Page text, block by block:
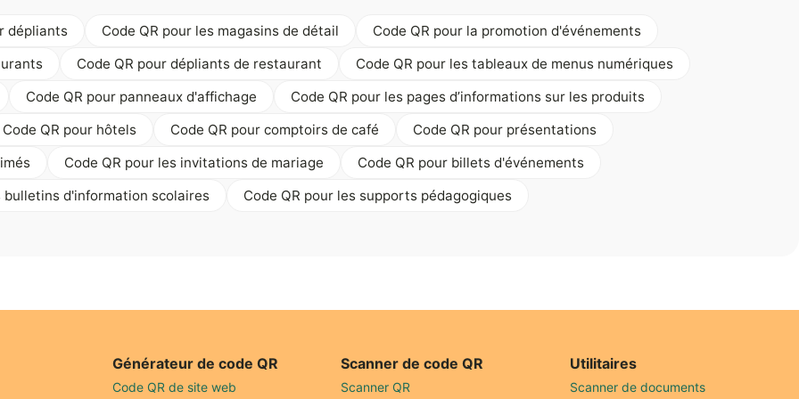
dépliants Code QR pour les magasins de détail
Code QR pour la promotion d'événements
Code QR pour dépliants de restaurant
Code QR pour les tableaux de menus numériques
Code QR pour panneaux d'affichage
Code QR pour les pages d’informations sur les produits
Code QR pour hôtels
Code QR pour comptoirs de café
Code QR pour présentations
Code QR pour les invitations de mariage
Code QR pour billets d'événements
bulletins d'information scolaires
Code QR pour les supports pédagogiques
Générateur de code QR
Code QR de site web
Scanner de code QR
Scanner QR
Utilitaires
Scanner de documents